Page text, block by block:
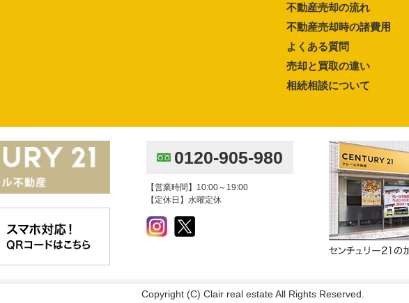
不動産売却の流れ
不動産売却時の諸費用
よくある質問
売却と買取の違い
相続相談について
0120-905-980
【営業時間】10:00～19:00
【定休日】水曜定休
Copyright (C) Clair real estate All Rights Reserved.